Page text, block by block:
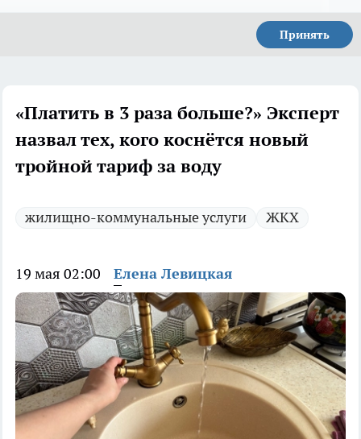
Принять
«Платить в 3 раза больше?» Эксперт
назвал тех, кого коснётся новый
тройной тариф за воду
жилищно-коммунальные услуги ЖКХ
19 мая 02:00 Елена Левицкая